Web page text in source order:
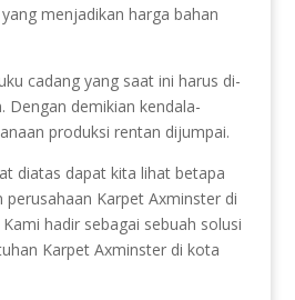
menjadikan harga bahan
cadang yang saat ini harus di-
Dengan demikian kendala-
produksi rentan dijumpai.
diatas dapat kita lihat betapa
perusahaan Karpet Axminster di
hadir sebagai sebuah solusi
Karpet Axminster di kota